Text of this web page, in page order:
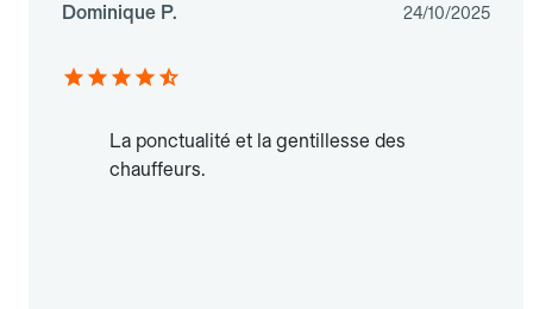
Dominique P. 24/10/2025
La ponctualité et la gentillesse des
chauffeurs.